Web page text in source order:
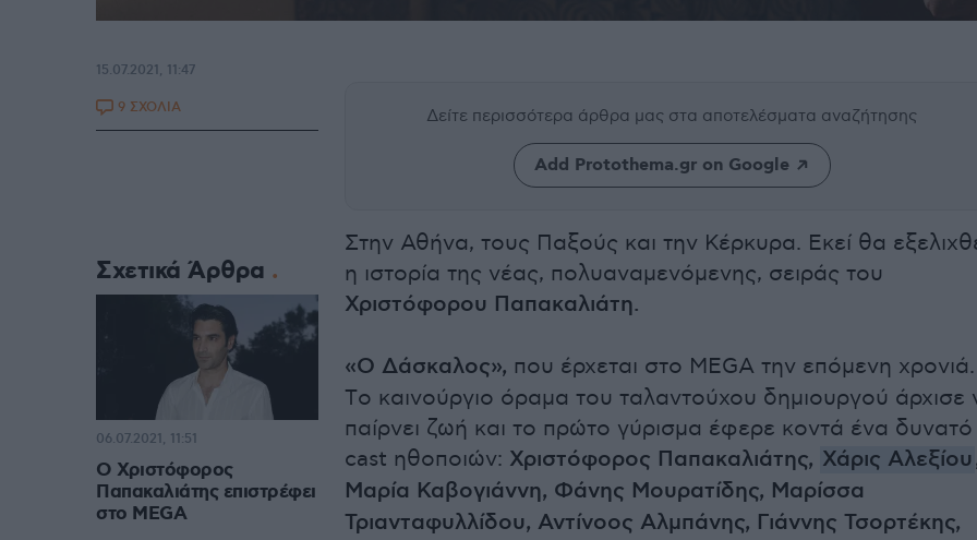
Δείτε περισσότερα άρθρα μας στα αποτελέσματα αναζήτησης
Add Protothema.gr on Google
Στην Αθήνα, τους Παξούς και την Κέρκυρα. Εκεί θα
η ιστορία της νέας, πολυαναμενόμενης, σειράς του
Χριστόφορου Παπακαλιάτη.
«Ο Δάσκαλος», που έρχεται στο MEGA την επόμενη χρονιά.
Tο καινούργιο όραμα του ταλαντούχου δημιουργού άρχισε
παίρνει ζωή και το πρώτο γύρισμα έφερε κοντά ένα δυνατό
cast ηθοποιών: Χριστόφορος Παπακαλιάτης, Χάρις Αλεξίου
Μαρία Καβογιάννη, Φάνης Μουρατίδης, Μαρίσσα
Τριανταφυλλίδου, Αντίνοος Αλμπάνης, Γιάννης Τσορτέκης,
15.07.2021, 11:47
9 ΣΧΟΛΙΑ
Σχετικά Άρθρα
Ο Χριστόφορος
Παπακαλιάτης επιστρέφει
στο MEGA
06.07.2021, 11:51